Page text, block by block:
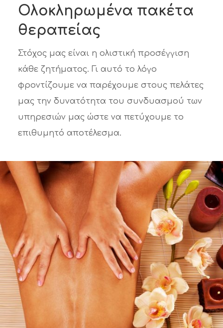
Ολοκληρωμένα πακέτα
θεραπείας
Στόχος μας είναι η ολιστική προσέγγιση
κάθε ζητήματος. Γι αυτό το λόγο
φροντίζουμε να παρέχουμε στους πελάτες
μας την δυνατότητα του συνδυασμού των
υπηρεσιών μας ώστε να πετύχουμε το
επιθυμητό αποτέλεσμα.